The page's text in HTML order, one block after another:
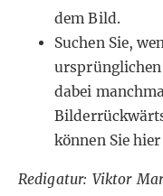
dem Bild.
Suchen Sie,
dabei
können Siehier
Redigatur: Viktor